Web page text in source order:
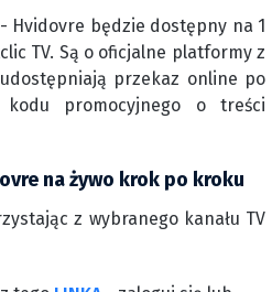
Hvidovre będzie dostępny na 1
TV. Są o oficjalne platformy z
przekaz online po
promocyjnego o treści
na żywo krok po kroku
z wybranego kanału TV